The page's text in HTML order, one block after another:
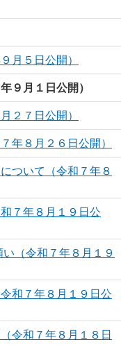
月５日公開）
９月１日公開）
２７日公開）
年８月２６日公開）
ついて（令和７年８
７年８月１９日公
（令和７年８月１９
和７年８月１９日公
令和７年８月１８日